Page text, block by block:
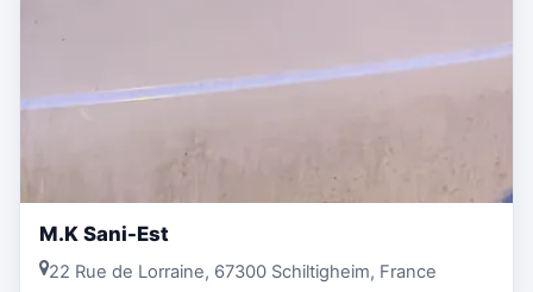
M.K Sani-Est
22 Rue de Lorraine, 67300 Schiltigheim, France